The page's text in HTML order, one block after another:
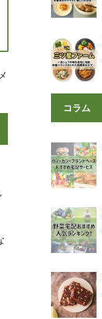
コラム